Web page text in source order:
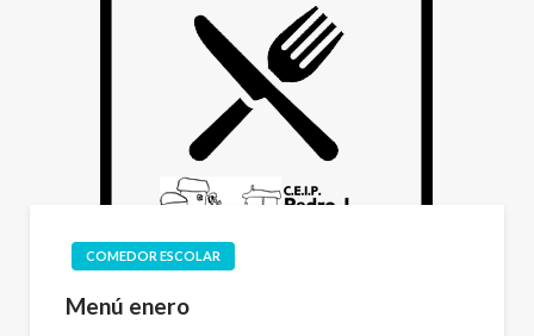
COMEDOR ESCOLAR
Menú enero